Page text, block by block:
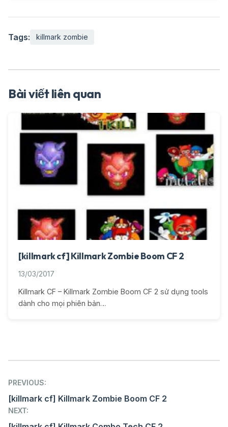
Tags: killmark zombie
Bài viết liên quan
[killmark cf] Killmark Zombie Boom CF 2
13/03/2017
Killmark CF – Killmark Zombie Boom CF 2 sử dụng tools
dành cho mọi phiên bản…
Post
navigation
PREVIOUS:
[killmark cf] Killmark Zombie Boom CF 2
NEXT: